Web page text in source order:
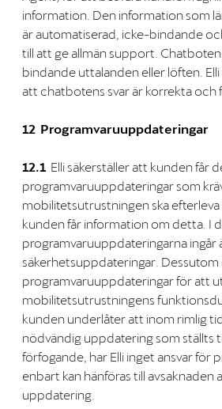
information. Den information som
är automatiserad, icke-bindande
till att ge allmän support.
bindande uttalanden eller löften.
att chatbotens svar är korrekta och
12 Programvaruuppdateringar
12.1 Elli säkerställer att kunden får
programvaruuppdateringar som
mobilitetsutrustningen ska
kunden får information om detta. I
programvaruuppdateringarna ingår
säkerhetsuppdateringar. Dessutom
programvaruuppdateringar för att
mobilitetsutrustningens
kunden underlåter att inom rimlig
nödvändig uppdatering som ställts
förfogande, har Elli inget ansvar för
enbart kan hänföras till avsaknaden
uppdatering.